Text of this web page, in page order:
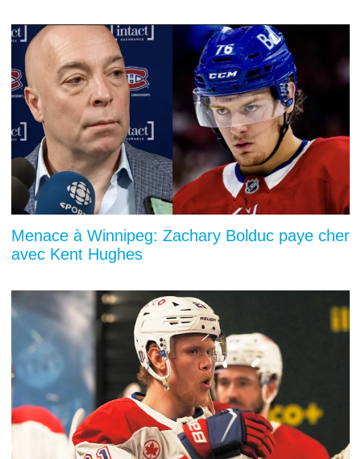
Menace à Winnipeg: Zachary Bolduc paye cher
avec Kent Hughes